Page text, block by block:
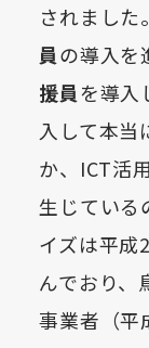
されまし
員の導入を
援員を導入
入して本当
か、ICT活
生じている
イズは平成
んでおり、
事業者（平